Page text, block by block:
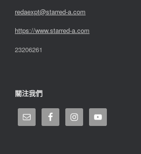
redaexpt@starred-a.com
https://www.starred-a.com
23206261
關注我們